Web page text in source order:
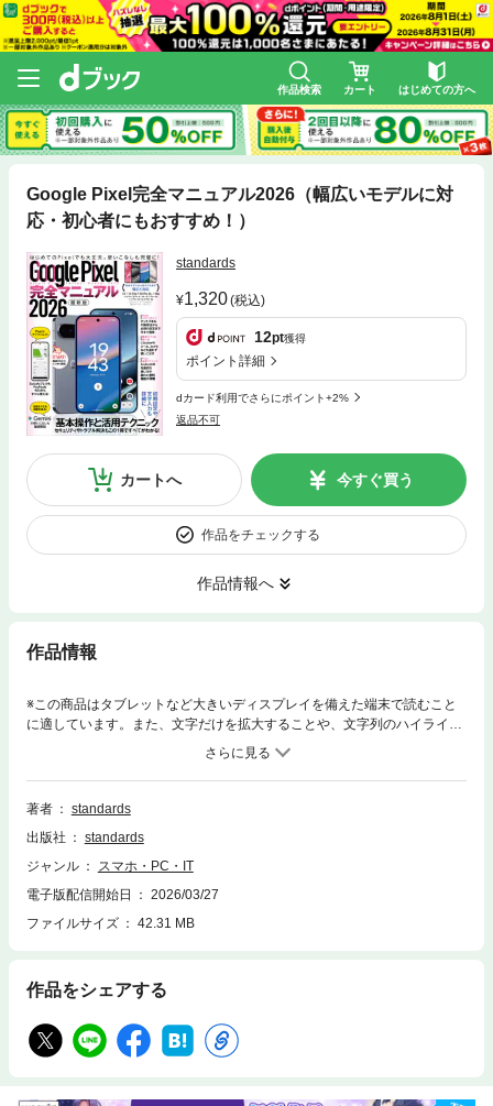
作品検索 カート はじめての方へ
Google Pixel完全マニュアル2026（幅広いモデルに対
応・初心者にもおすすめ！）
standards
1,320(税込)
12pt獲得
ポイント詳細
dカード利用でさらにポイント+2%
返品不可
カートへ 今すぐ買う
作品をチェックする
作品情報へ
作品情報
※この商品はタブレットなど大きいディスプレイを備えた端末で読むこと
に適しています。また、文字だけを拡大することや、文字列のハイライ
ト、検索、辞書の参照、引用などの機能が使用できません。 人気のGoogl
e Pixelををしっかり使いこなすための決定版ガイドブック。 2026年最新
版が登場！ 最新のPixel 10シリーズから旧モデルまで幅広く対応します。
Pixel 10、10 Pro、10 Pro XL、10a、9、9 Pro、9 Pro XL、9a 8、 8 Pr
Bank、楽天モバイル、SIMフリーに対応しています。 はじめてPixelを手
にしてお手上げ状態の人はもちろん しばらく使っているもののいまひとつ
族や友人へのプレゼントにも最適な1冊です。 初期設定や文字入力、タッ
チ操作、ホーム画面の基本、通知設定 電話やGmail、Chrome、カメラな
レス機能「Google Pay」も詳細に解説。 「困った」トラブル解決法まで
フォローしたオールインワン解説書です。 ◎イントロダクション 購入直後
の初期設定手順から詳しく解説。 スマートフォンやAndroidをまったく触
ったことがないユーザーにも対応します。 また、Pixelに必須のGoogleア
カウントの基礎知識もしっかり説明します。 ◎Section 01 Pixelスタート
とめ。 Pixelを最短で迷わず使えるようになる入門マニュアルです。 アプ
著者
standards
出版社
standards
ジャンル
スマホ・PC・IT
電子版配信開始日
2026/03/27
ファイルサイズ
42.31 MB
作品をシェアする